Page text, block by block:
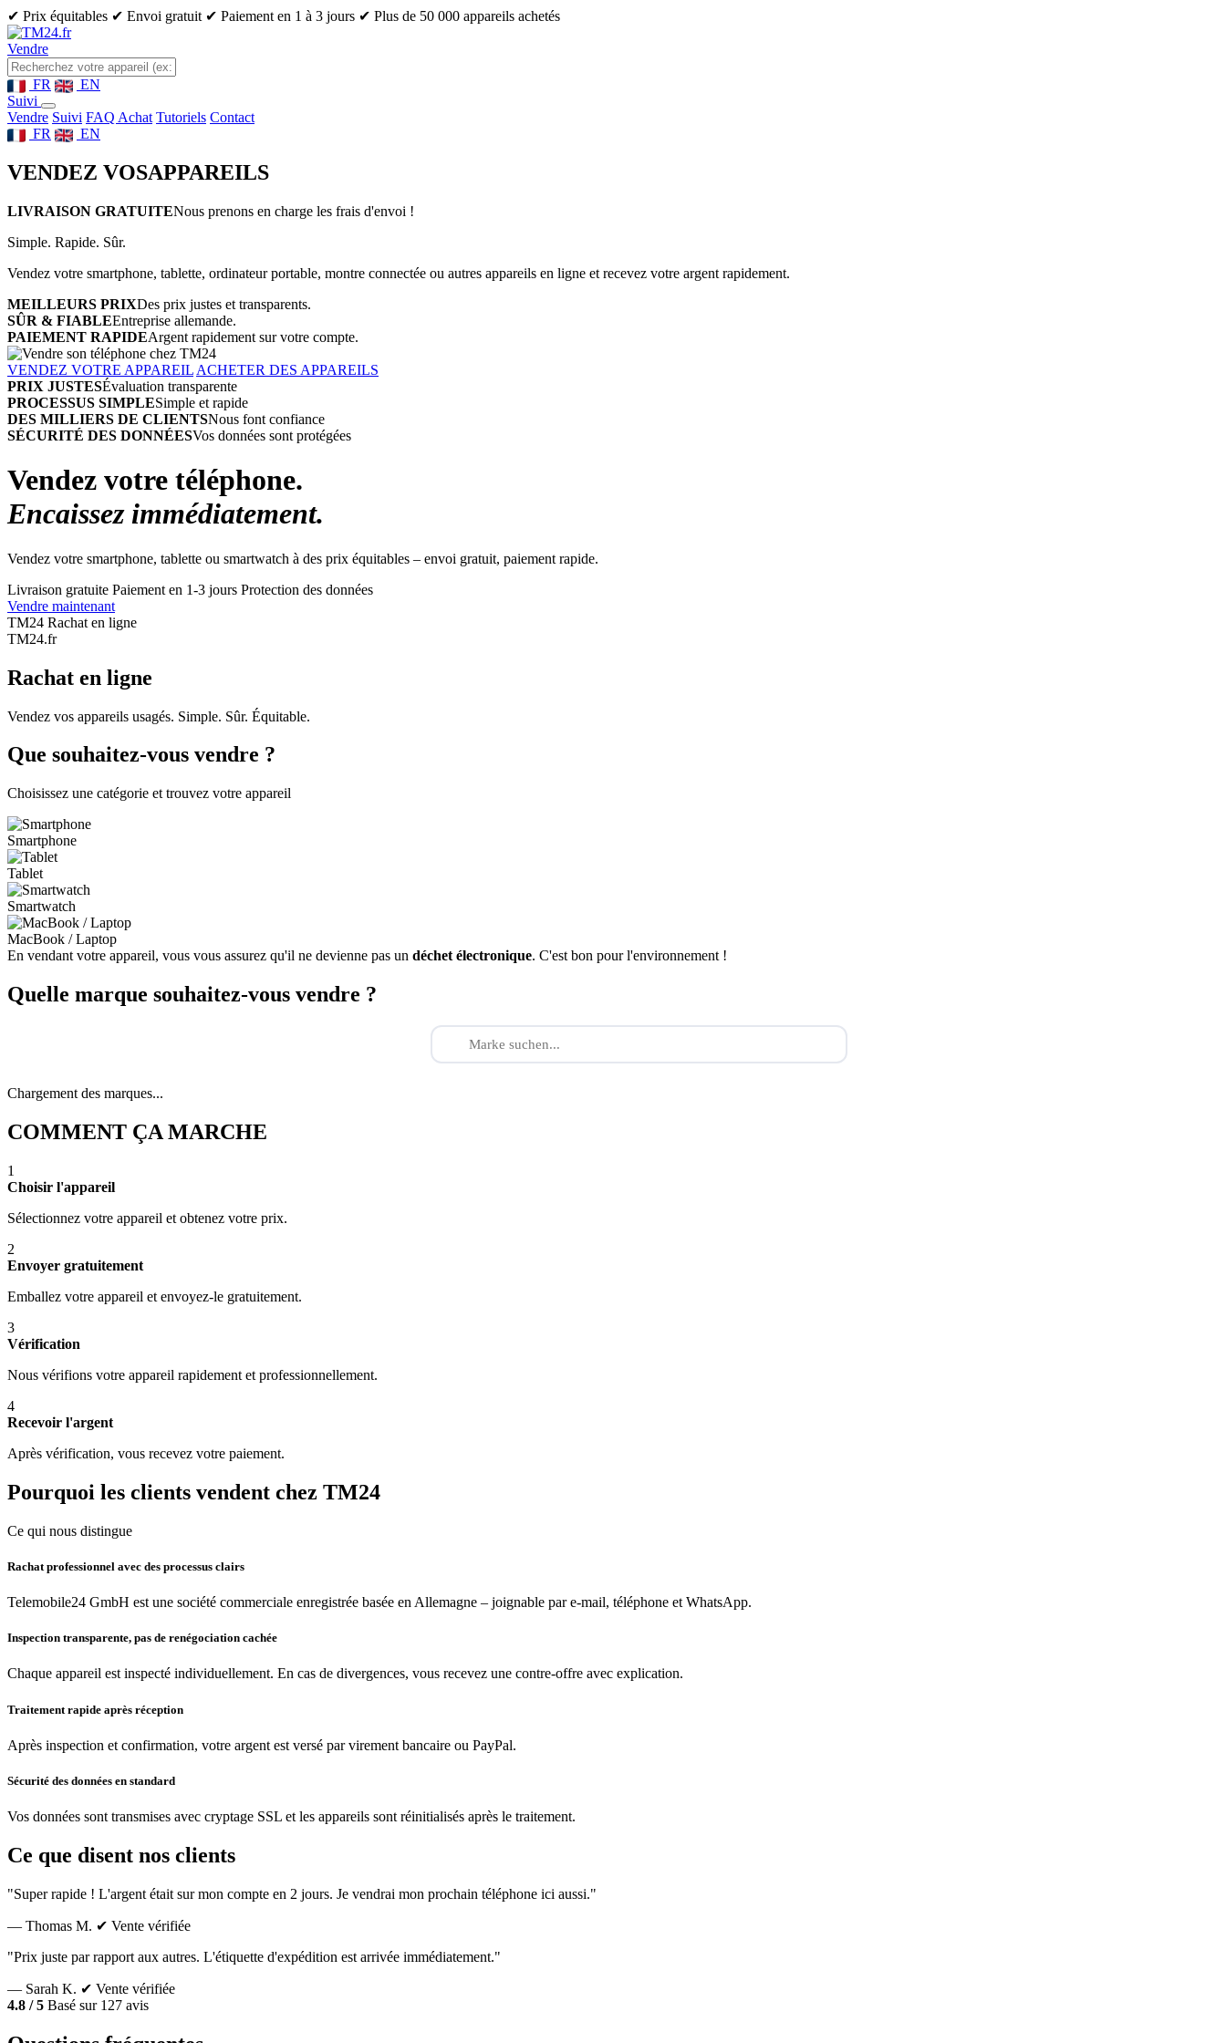
✔ Prix équitables ✔ Envoi gratuit ✔ Paiement en 1 à 3 jours ✔ Plus de 50 000 appareils achetés
Vendre
FR
EN
Suivi
Vendre Suivi FAQ Achat Tutoriels Contact
FR
EN
VENDEZ VOSAPPAREILS
LIVRAISON GRATUITENous prenons en charge les frais d'envoi !
Simple. Rapide. Sûr.
Vendez votre smartphone, tablette, ordinateur portable, montre connectée ou autres appareils en ligne et recevez votre argent rapidement.
MEILLEURS PRIXDes prix justes et transparents.
SÛR & FIABLEEntreprise allemande.
PAIEMENT RAPIDEArgent rapidement sur votre compte.
VENDEZ VOTRE APPAREIL ACHETER DES APPAREILS
PRIX JUSTESÉvaluation transparente
PROCESSUS SIMPLESimple et rapide
DES MILLIERS DE CLIENTSNous font confiance
SÉCURITÉ DES DONNÉESVos données sont protégées
Vendez votre téléphone.
Encaissez immédiatement.
Vendez votre smartphone, tablette ou smartwatch à des prix équitables – envoi gratuit, paiement rapide.
Livraison gratuite Paiement en 1-3 jours Protection des données
Vendre maintenant
TM24 Rachat en ligne
TM24.fr
Rachat en ligne
Vendez vos appareils usagés. Simple. Sûr. Équitable.
Que souhaitez-vous vendre ?
Choisissez une catégorie et trouvez votre appareil
Smartphone
Tablet
Smartwatch
MacBook / Laptop
En vendant votre appareil, vous vous assurez qu'il ne devienne pas un déchet électronique. C'est bon pour l'environnement !
Quelle marque souhaitez-vous vendre ?
Chargement des marques...
COMMENT ÇA MARCHE
1
Choisir l'appareil
Sélectionnez votre appareil et obtenez votre prix.
2
Envoyer gratuitement
Emballez votre appareil et envoyez-le gratuitement.
3
Vérification
Nous vérifions votre appareil rapidement et professionnellement.
4
Recevoir l'argent
Après vérification, vous recevez votre paiement.
Pourquoi les clients vendent chez TM24
Ce qui nous distingue
Rachat professionnel avec des processus clairs
Telemobile24 GmbH est une société commerciale enregistrée basée en Allemagne – joignable par e-mail, téléphone et WhatsApp.
Inspection transparente, pas de renégociation cachée
Chaque appareil est inspecté individuellement. En cas de divergences, vous recevez une contre-offre avec explication.
Traitement rapide après réception
Après inspection et confirmation, votre argent est versé par virement bancaire ou PayPal.
Sécurité des données en standard
Vos données sont transmises avec cryptage SSL et les appareils sont réinitialisés après le traitement.
Ce que disent nos clients
"Super rapide ! L'argent était sur mon compte en 2 jours. Je vendrai mon prochain téléphone ici aussi."
— Thomas M. ✔ Vente vérifiée
"Prix juste par rapport aux autres. L'étiquette d'expédition est arrivée immédiatement."
— Sarah K. ✔ Vente vérifiée
4.8 / 5 Basé sur 127 avis